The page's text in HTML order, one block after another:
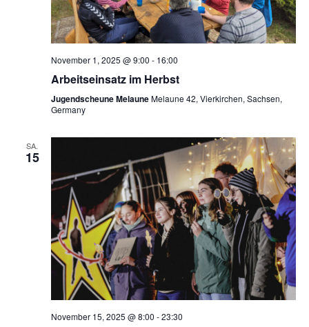
November 1, 2025 @ 9:00 - 16:00
Arbeitseinsatz im Herbst
Jugendscheune MelauneMelaune 42, Vierkirchen, Sachsen,
Germany
SA.
15
November 15, 2025 @ 8:00 -23:30